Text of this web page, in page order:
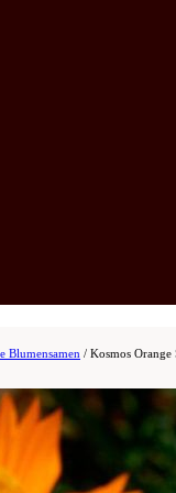
Blumensamen / Kosmos Orange